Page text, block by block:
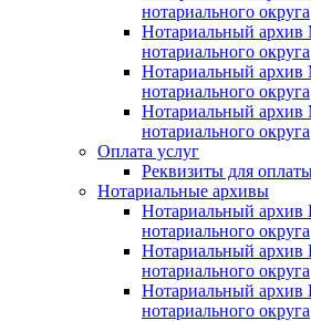
нотариального округа
Нотариальный архив
нотариального округа
Нотариальный архив
нотариального округа
Нотариальный архив
нотариального округа
Оплата услуг
Реквизиты для
Нотариальные архивы
Нотариальный архив
нотариального округа
Нотариальный архив
нотариального округа
Нотариальный архив
нотариального округа